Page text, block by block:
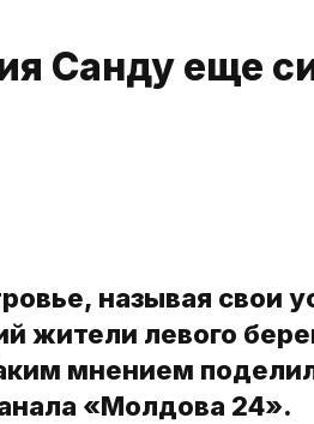
Санду еще
называя свои
жители левого
мнением
«Молдова 24».